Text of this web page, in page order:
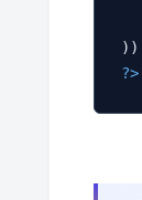
?>